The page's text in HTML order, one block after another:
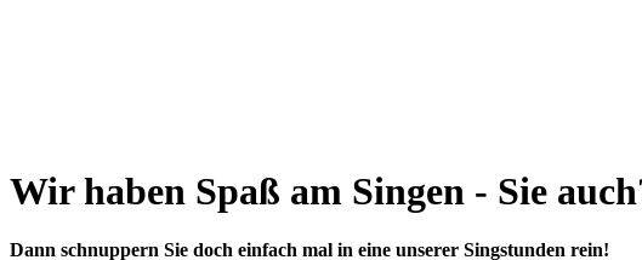
Wir haben Spaß am Singen - Sie
Dann schnuppern Sie doch einfach mal in eine unserer Singstunden rein!